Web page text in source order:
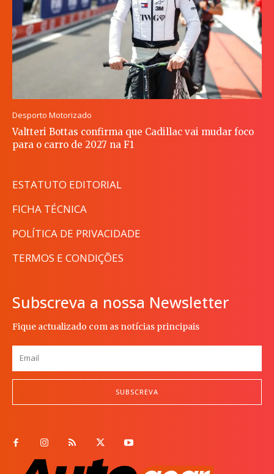
Desporto Motorizado
Valtteri Bottas confirma que Cadillac vai mudar foco
para o carro de 2027 na F1
ESTATUTO EDITORIAL
FICHA TÉCNICA
POLÍTICA DE PRIVACIDADE
TERMOS E CONDIÇÕES
Subscreva a nossa Newsletter
Fique actualizado com as notícias principais
SUBSCREVA